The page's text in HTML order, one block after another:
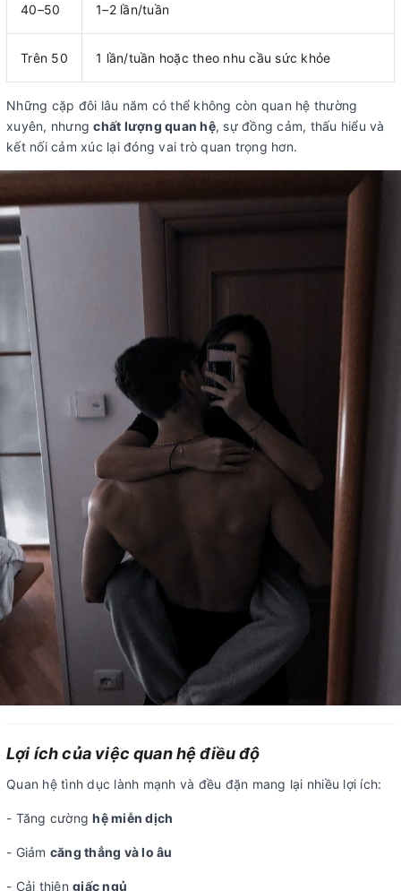
40–50 1–2 lần/tuần
Trên 50 1 lần/tuần hoặc theo nhu cầu sức khỏe
Những cặp đôi lâu năm có thể không còn quan hệ thường
xuyên, nhưngchất lượng quan hệ, sự đồng cảm, thấu hiểu và
kết nối cảm xúc lại đóng vai trò quan trọng hơn.
Lợi ích của việc quan hệ điều độ
Quan hệ tình dục lành mạnh và đều đặn mang lại nhiều lợi ích:
- Tăng cườnghệ miễn dịch
- Giảm căng thẳng và lo âu
- Cải thiện giấc ngủ